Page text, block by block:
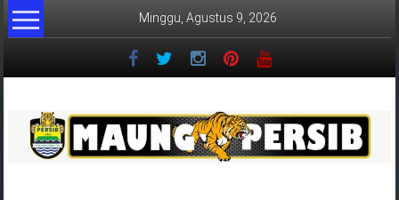
Lompat
ke
Minggu, Agustus 9, 2026